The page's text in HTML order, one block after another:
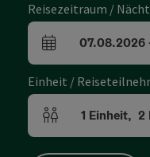
Reisezeitraum /
An- und Abreisefelder
07.08.2026
Einheit /
Einheitenanzahl
1 Einheit, 2